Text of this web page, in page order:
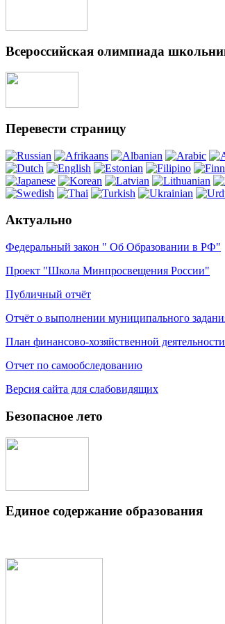
Всероссийская олимпиада
Перевести страницу
Актуально
Федеральный закон " Об Образовании в РФ"
Проект "Школа Минпросвещения России"
Публичный отчёт
Отчёт о выполнении муниципального
План финансово-хозяйственной
Отчет по самообследованию
Версия сайта для слабовидящих
Безопасное лето
Единое содержание образования